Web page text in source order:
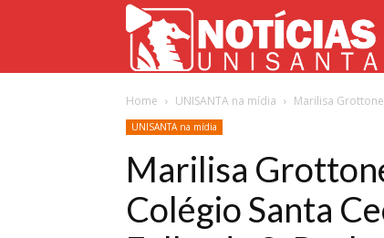
Home UNISANTA na mídia Marilisa
UNISANTA na mídia
Marilisa
Colégio Santa